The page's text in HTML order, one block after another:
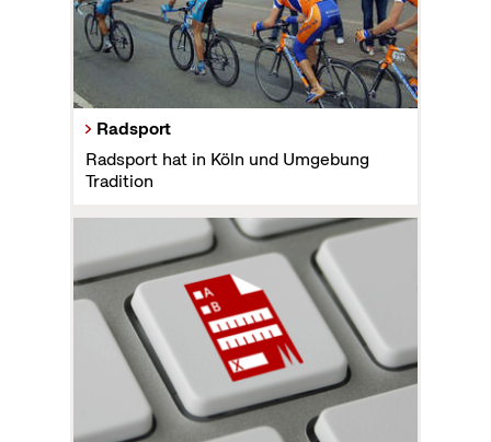
Radsport
Radsport hat in Köln und Umgebung
Tradition